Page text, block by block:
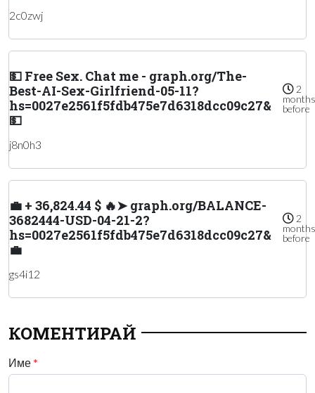
2c0zwj
💵 Free Sex. Chat me - graph.org/The-
Best-AI-Sex-Girlfriend-05-11?
hs=0027e2561f5fdb475e7d6318dcc09c27&
💵
2
months
before
j8n0h3
💼 + 36,824.44 $ 🔥➤ graph.org/BALANCE-
3682444-USD-04-21-2?
hs=0027e2561f5fdb475e7d6318dcc09c27&
💼
2
months
before
gs4i12
КОМЕНТИРАЙ
Име *